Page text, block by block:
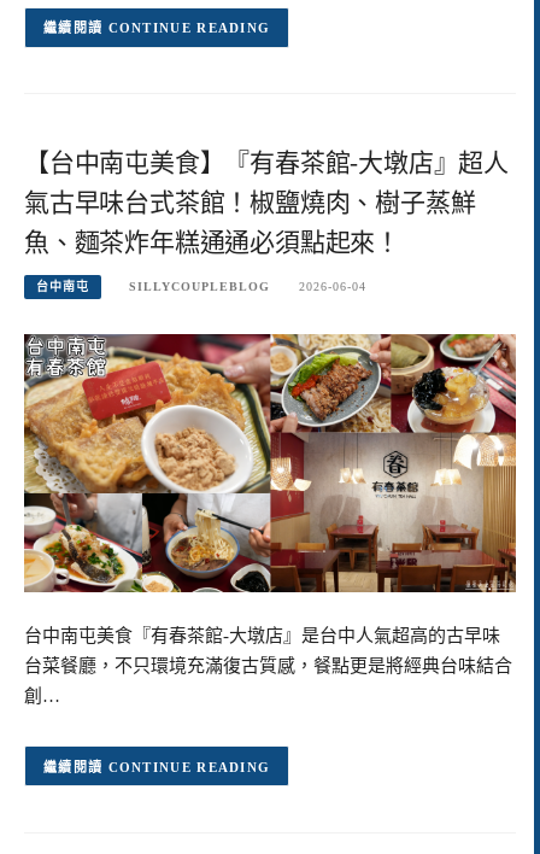
CONTINUE READING
【台中南屯美食】『有春茶館-大墩店』超人
氣古早味台式茶館！椒鹽燒肉、樹子蒸鮮
魚、麵茶炸年糕通通必須點起來！
台中南屯 SILLYCOUPLEBLOG 2026-06-04
台中南屯美食『有春茶館-大墩店』是台中人氣超高的古早味
台菜餐廳，不只環境充滿復古質感，餐點更是將經典台味結合
創…
CONTINUE READING